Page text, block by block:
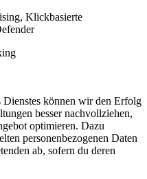
Klickbasierte
Dienstes können wir den Erfolg
besser nachvollziehen,
optimieren. Dazu
personenbezogenen Daten
ab, sofern du deren